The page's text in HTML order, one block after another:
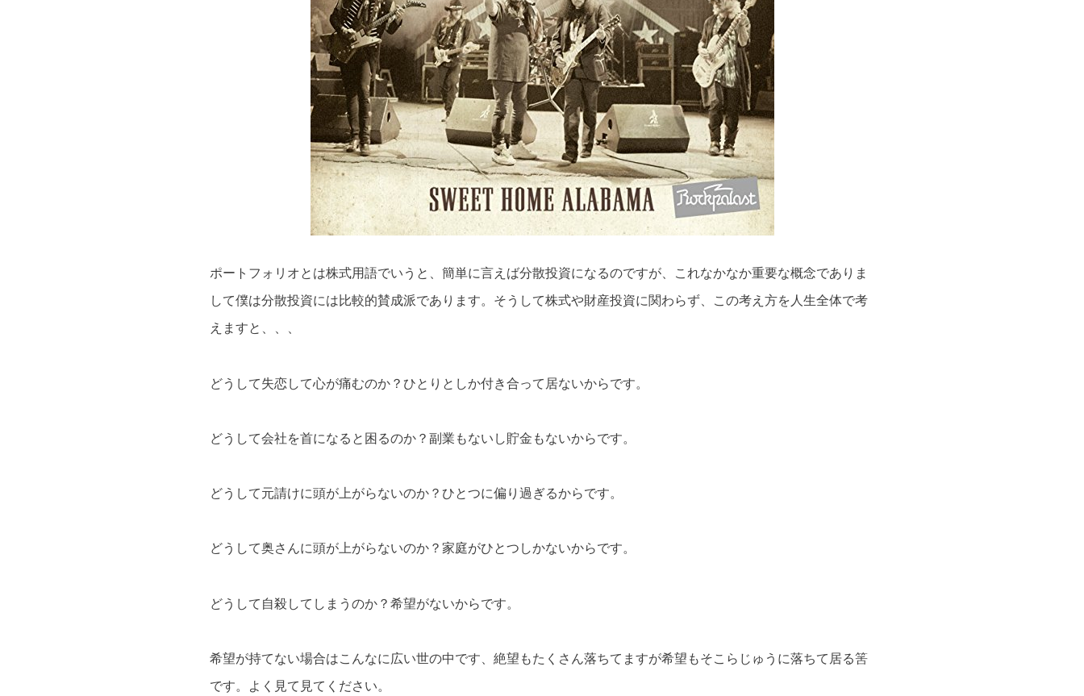
ポートフォリオとは株式用語でいうと、簡単に言えば分散投資になるのですが、これなかなか重要な概念でありま
して僕は分散投資には比較的賛成派であります。そうして株式や財産投資に関わらず、この考え方を人生全体で考
えますと、、、
どうして失恋して心が痛むのか？ひとりとしか付き合って居ないからです。
どうして会社を首になると困るのか？副業もないし貯金もないからです。
どうして元請けに頭が上がらないのか？ひとつに偏り過ぎるからです。
どうして奥さんに頭が上がらないのか？家庭がひとつしかないからです。
どうして自殺してしまうのか？希望がないからです。
希望が持てない場合はこんなに広い世の中です、絶望もたくさん落ちてますが希望もそこらじゅうに落ちて居る筈
です。よく見て見てください。